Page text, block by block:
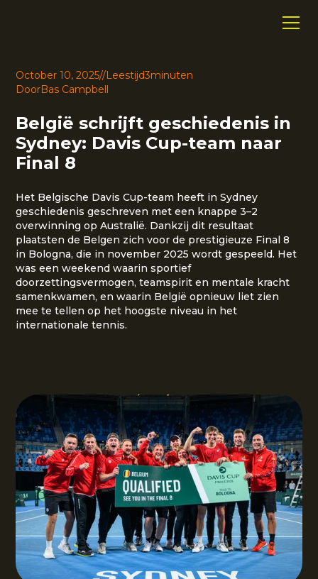
October 10, 2025//Leestijd3minuten
DoorBas Campbell
België schrijft geschiedenis in
Sydney: Davis Cup-team naar
Final 8
Het Belgische Davis Cup-team heeft in Sydney
geschiedenis geschreven met een knappe 3–2
overwinning op Australië. Dankzij dit resultaat
plaatsten de Belgen zich voor de prestigieuze Final 8
in Bologna, die in november 2025 wordt gespeeld. Het
was een weekend waarin sportief
doorzettingsvermogen, teamspirit en mentale kracht
samenkwamen, en waarin België opnieuw liet zien
mee te tellen op het hoogste niveau in het
internationale tennis.